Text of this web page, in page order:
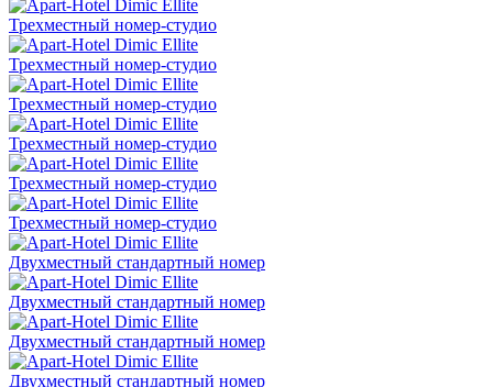
Трехместный номер-студио
Трехместный номер-студио
Трехместный номер-студио
Трехместный номер-студио
Трехместный номер-студио
Трехместный номер-студио
Двухместный стандартный номер
Двухместный стандартный номер
Двухместный стандартный номер
Двухместный стандартный номер